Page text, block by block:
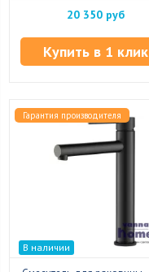
20 350 руб
Купить в 1 клик
Гарантия производителя
В наличии